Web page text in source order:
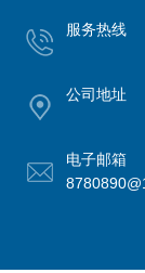
服务热线
公司地址
电子邮箱